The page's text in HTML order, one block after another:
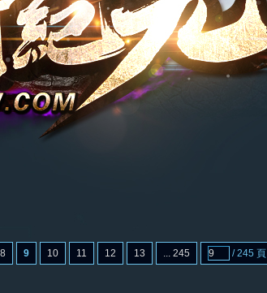
8 9 10 11 12 13 ... 245 / 245 頁